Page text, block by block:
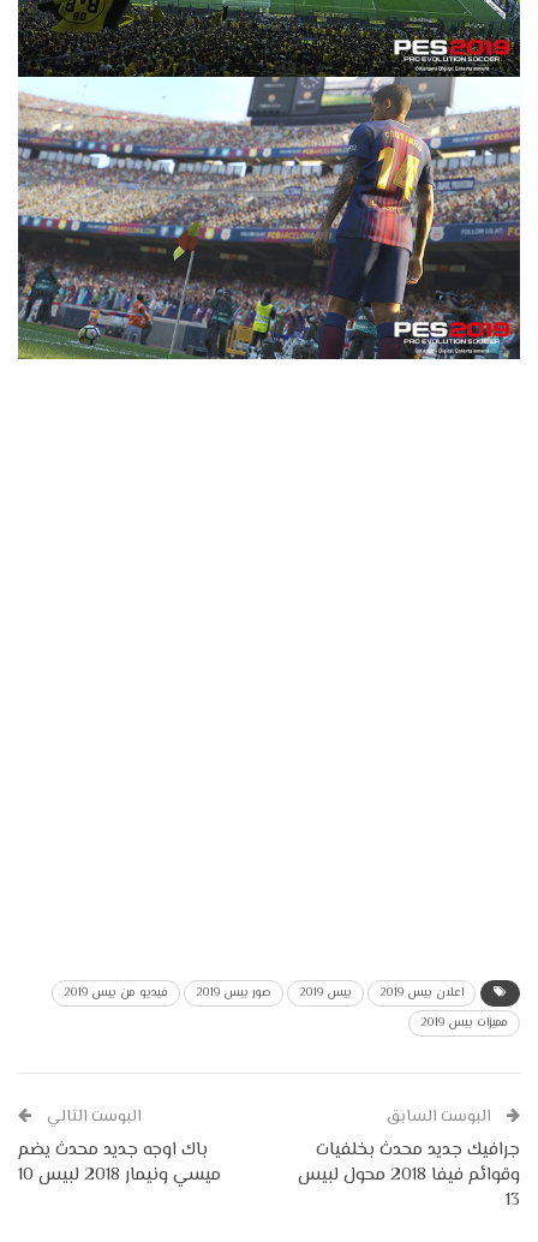
اعلان بيس 2019 بيس 2019 صور بيس 2019
فيديو من بيس 2019
مميزات بيس 2019
البوست السابق
جرافيك جديد محدث بخلفيات
وقوائم فيفا 2018 محول لبيس
13
البوست التالي
باك اوجه جديد محدث يضم
ميسي ونيمار 2018 لبيس 10